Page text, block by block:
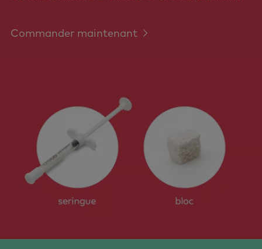
Commander maintenant